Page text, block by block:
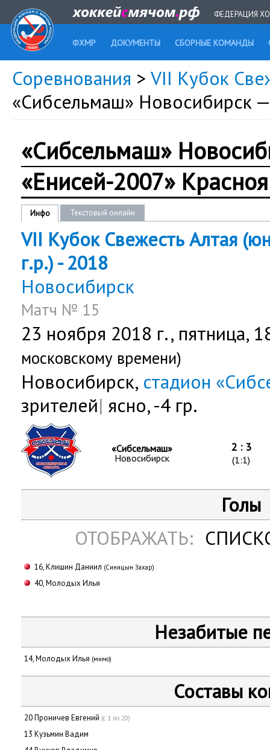
ФЕДЕРАЦИЯ
ФХМР ДОКУМЕНТЫ СБОРНЫЕ КОМАНДЫ
Соревнования > VII Кубок
«Сибсельмаш» Новосибирск
«Сибсельмаш»
«Енисей-2007»
Инфо Текстовый онлайн
VII Кубок Свежесть Алтая
г.р.) - 2018
Новосибирск
Матч № 15
23 ноября 2018 г., пятница,
московскому времени)
Новосибирск, стадион
зрителей| ясно, -4 гр.
«Сибсельмаш»
Новосибирск
2 : 3
(1:1)
Голы
ОТОБРАЖАТЬ:
16, Клишин Даниил (Синицын Захар)
40, Молодых Илья
Незабитые
14, Молодых Илья (мимо)
Составы
20 Проничев Евгений (с 1 по 20)
13 Кузьмин Вадим